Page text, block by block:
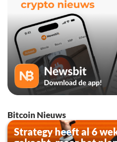
Bitcoin Nieuws
Strategy heeft al 6